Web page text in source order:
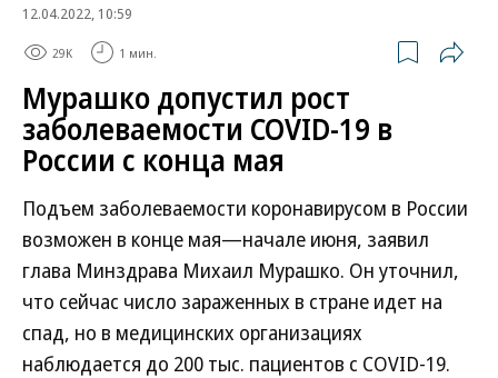
12.04.2022, 10:59
29K 1 мин.
Мурашко допустил рост
заболеваемости COVID-19 в
России с конца мая
Подъем заболеваемости коронавирусом в России
возможен в конце мая—начале июня, заявил
глава Минздрава Михаил Мурашко. Он уточнил,
что сейчас число зараженных в стране идет на
спад, но в медицинских организациях
наблюдается до 200 тыс. пациентов с COVID-19.